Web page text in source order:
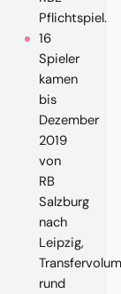
Pflichtspiel.
16
Spieler
kamen
bis
Dezember
2019
von
RB
Salzburg
nach
Leipzig,
rund